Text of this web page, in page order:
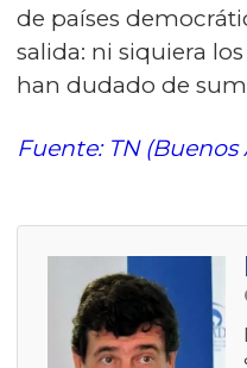
de países
salida: ni siquiera
han dudado de
Fuente: TN